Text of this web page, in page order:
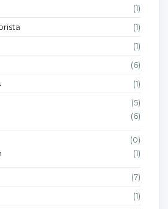
(1)
(1)
(1)
(6)
(1)
(5)
(6)
(0)
(1)
(7)
(1)